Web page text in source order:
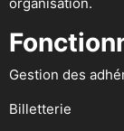
Gestion des
Billetterie